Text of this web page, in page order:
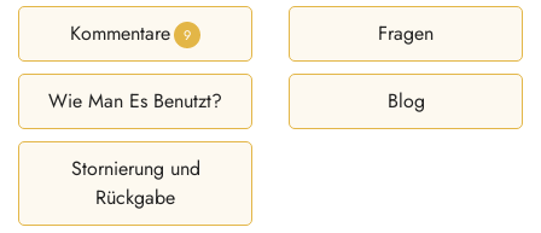
Kommentare 9 Fragen
Wie Man Es Benutzt? Blog
Stornierung und
Rückgabe